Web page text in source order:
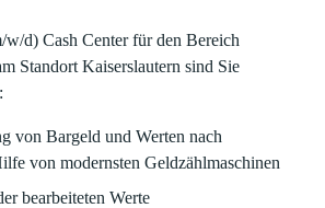
d) Cash Center für den Bereich
Standort Kaiserslautern sind Sie
von Bargeld und Werten nach
von modernsten Geldzählmaschinen
bearbeiteten Werte